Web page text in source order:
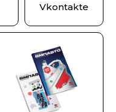
Vkontakte